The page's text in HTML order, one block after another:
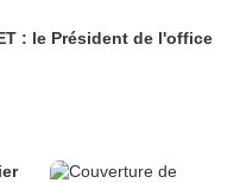
: le Président de l'office